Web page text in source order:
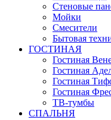
Стеновые
Мойки
Смесители
Бытовая
ГОСТИНАЯ
Гостиная
Гостиная
Гостиная
Гостиная
ТВ-тумбы
СПАЛЬНЯ